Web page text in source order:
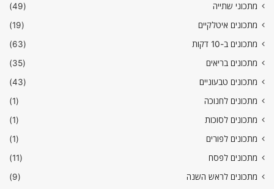
מתכוני שתייה
(49)
מתכונים איטלקיים
(19)
מתכונים ב-10 דקות
(63)
מתכונים בריאים
(35)
מתכונים טבעוניים
(43)
מתכונים לחנוכה
(1)
מתכונים לסוכות
(1)
מתכונים לפורים
(1)
מתכונים לפסח
(11)
מתכונים לראש השנה
(9)